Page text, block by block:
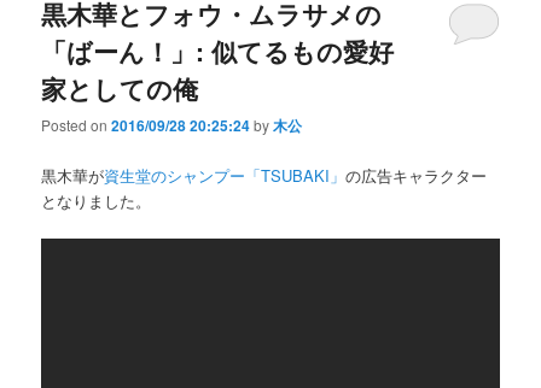
黒木華とフォウ・ムラサメの
「ばーん！」: 似てるもの愛好
家としての俺
Posted on2016/09/28 20:25:24by木公
黒木華が資生堂のシャンプー「TSUBAKI」の広告キャラクター
となりました。